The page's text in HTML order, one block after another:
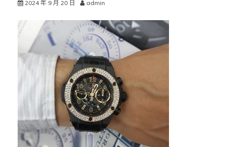
2024 年 9 月 20 日 admin